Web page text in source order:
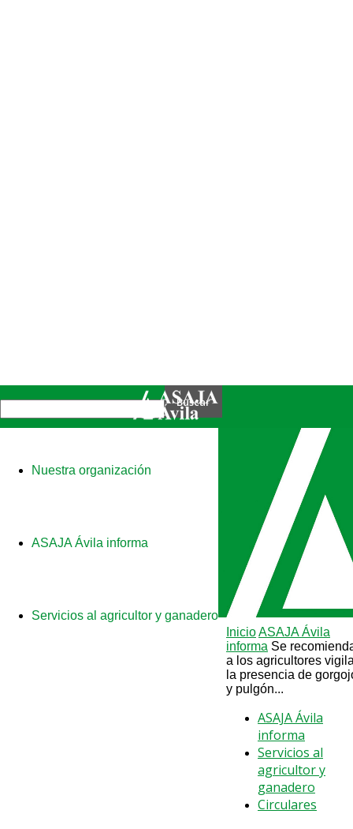
Nuestra organización
ASAJA Ávila informa
Servicios al agricultor y ganadero
InicioASAJA Ávila
informa Se
a los agricultores
la presencia de
y pulgón...
ASAJA Ávila
informa
Servicios al
agricultor y
ganadero
Circulares